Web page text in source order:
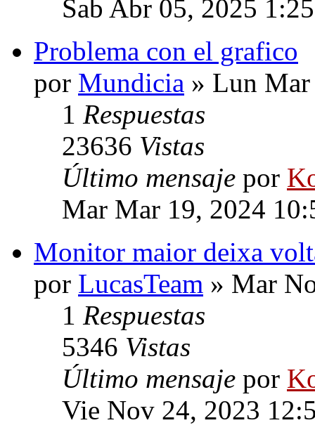
Sab Abr 05, 2025
Problema con el grafico
por Mundicia » Lun
1 Respuestas
23636 Vistas
Último mensaje por
Mar Mar 19, 2024
Monitor maior deixa
por LucasTeam » Mar
1 Respuestas
5346 Vistas
Último mensaje por
Vie Nov 24, 2023